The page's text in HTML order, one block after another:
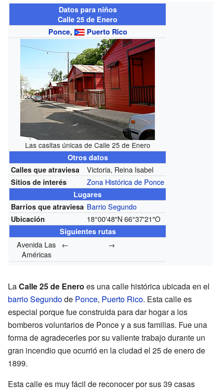
Datos para niños
Calle 25 de Enero
Ponce, Puerto Rico
Las casitas únicas de Calle 25 de Enero
Otros datos
Calles que atraviesa
Victoria, Reina Isabel
Sitios de interés Zona Histórica de Ponce
Lugares
Barrios que atraviesa Barrio Segundo
Ubicación 18°00′48″N66°37′21″O
Siguientes rutas
Avenida Las
Américas
← →
LaCalle 25 de Enero es una calle histórica ubicada en el
barrio Segundode Ponce, Puerto Rico. Esta calle es
especial porque fue construida para dar hogar a los
bomberos voluntarios de Ponce y a sus familias. Fue una
forma de agradecerles por su valiente trabajo durante un
gran incendio que ocurrió en la ciudad el 25 de enero de
1899.
Esta calle es muy fácil de reconocer por sus 39 casas